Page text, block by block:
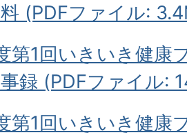
(PDFファイル:
第1回いきいき健康
録 (PDFファイル:
第1回いきいき健康